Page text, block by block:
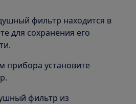
фильтр находится в
для сохранения его
прибора установите
фильтр из